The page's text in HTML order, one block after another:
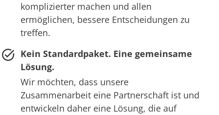
komplizierter machen und allen
ermöglichen, bessere Entscheidungen zu
treffen.
Kein Standardpaket. Eine gemeinsame
Lösung.
Wir möchten, dass unsere
Zusammenarbeit eine Partnerschaft ist und
entwickeln daher eine Lösung, die auf